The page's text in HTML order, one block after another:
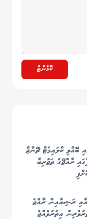
ކޮމެންޓް
ބޭއްވި ކްލައިމެޓް ޗޭންޖް
ރާއްޖޭގެ ތަޖުރިބާ
ރަޝިއާއިން ރާއްޖެ
އިތުރުވެއްޖެ